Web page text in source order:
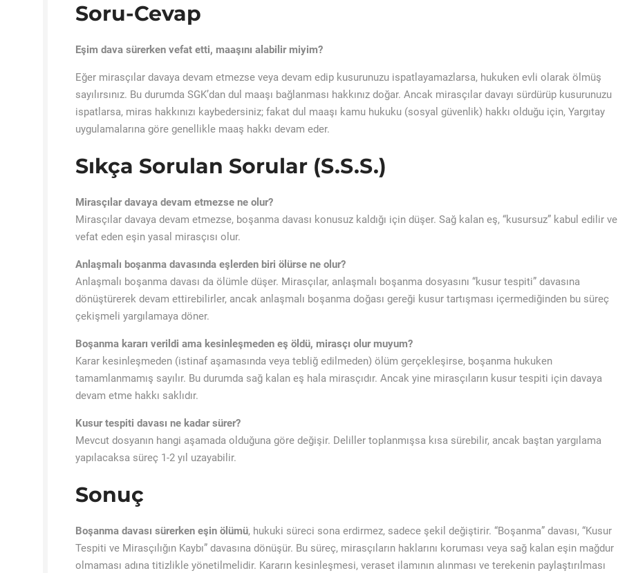
Soru-Cevap
Eşim dava sürerken vefat etti, maaşını alabilir miyim?
Eğer mirasçılar davaya devam etmezse veya devam edip kusurunuzu ispatlayamazlarsa, hukuken evli olarak ölmüş
sayılırsınız. Bu durumda SGK’dan dul maaşı bağlanması hakkınız doğar. Ancak mirasçılar davayı sürdürüp kusurunuzu
ispatlarsa, miras hakkınızı kaybedersiniz; fakat dul maaşı kamu hukuku (sosyal güvenlik) hakkı olduğu için, Yargıtay
uygulamalarına göre genellikle maaş hakkı devam eder.
Sıkça Sorulan Sorular (S.S.S.)
Mirasçılar davaya devam etmezse ne olur?
Mirasçılar davaya devam etmezse, boşanma davası konusuz kaldığı için düşer. Sağ kalan eş, “kusursuz” kabul edilir ve
vefat eden eşin yasal mirasçısı olur.
Anlaşmalı boşanma davasında eşlerden biri ölürse ne olur?
Anlaşmalı boşanma davası da ölümle düşer. Mirasçılar, anlaşmalı boşanma dosyasını “kusur tespiti” davasına
dönüştürerek devam ettirebilirler, ancak anlaşmalı boşanma doğası gereği kusur tartışması içermediğinden bu süreç
çekişmeli yargılamaya döner.
Boşanma kararı verildi ama kesinleşmeden eş öldü, mirasçı olur muyum?
Karar kesinleşmeden (istinaf aşamasında veya tebliğ edilmeden) ölüm gerçekleşirse, boşanma hukuken
tamamlanmamış sayılır. Bu durumda sağ kalan eş hala mirasçıdır. Ancak yine mirasçıların kusur tespiti için davaya
devam etme hakkı saklıdır.
Kusur tespiti davası ne kadar sürer?
Mevcut dosyanın hangi aşamada olduğuna göre değişir. Deliller toplanmışsa kısa sürebilir, ancak baştan yargılama
yapılacaksa süreç 1-2 yıl uzayabilir.
Sonuç
Boşanma davası sürerken eşin ölümü, hukuki süreci sona erdirmez, sadece şekil değiştirir. “Boşanma” davası, “Kusur
Tespiti ve Mirasçılığın Kaybı” davasına dönüşür. Bu süreç, mirasçıların haklarını koruması veya sağ kalan eşin mağdur
olmaması adına titizlikle yönetilmelidir. Kararın kesinleşmesi, veraset ilamının alınması ve terekenin paylaştırılması